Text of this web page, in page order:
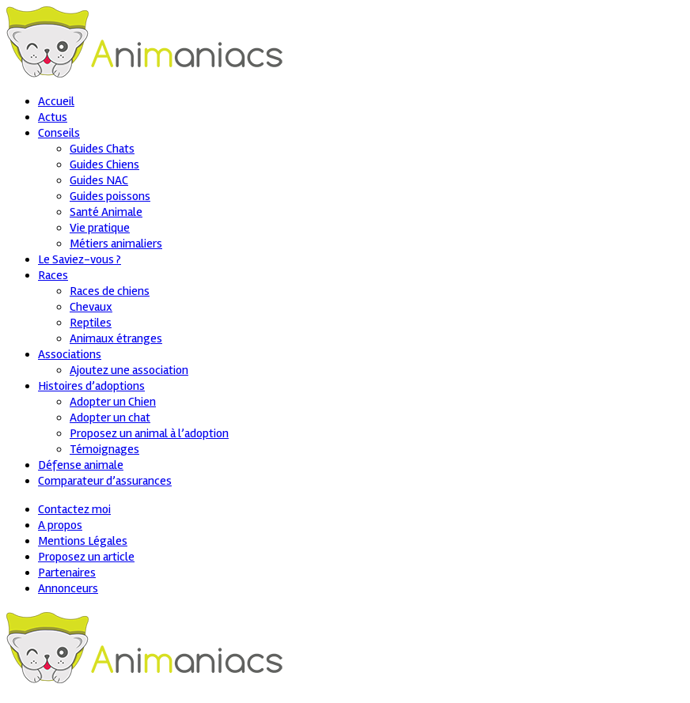
Accueil
Actus
Conseils
Guides Chats
Guides Chiens
Guides NAC
Guides poissons
Santé Animale
Vie pratique
Métiers animaliers
Le Saviez-vous ?
Races
Races de chiens
Chevaux
Reptiles
Animaux étranges
Associations
Ajoutez une association
Histoires d’adoptions
Adopter un Chien
Adopter un chat
Proposez un animal à l’adoption
Témoignages
Défense animale
Comparateur d’assurances
Contactez moi
A propos
Mentions Légales
Proposez un article
Partenaires
Annonceurs